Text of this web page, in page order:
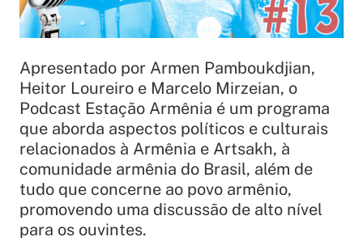
Apresentado por Armen Pamboukdjian,
Heitor Loureiro e Marcelo Mirzeian, o
Podcast Estação Armênia é um programa
que aborda aspectos políticos e culturais
relacionados à Armênia e Artsakh, à
comunidade armênia do Brasil, além de
tudo que concerne ao povo armênio,
promovendo uma discussão de alto nível
para os ouvintes.